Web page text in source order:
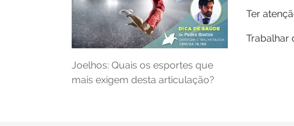
Joelhos: Quais os esportes que
mais exigem desta articulação?
Ter
Trabalhar